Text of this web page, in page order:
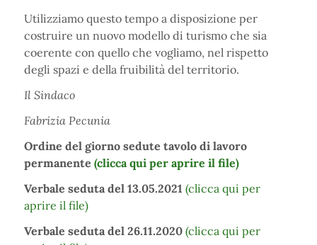
Utilizziamo questo tempo a disposizione per
costruire un nuovo modello di turismo che sia
coerente con quello che vogliamo, nel rispetto
degli spazi e della fruibilità del territorio.
Il Sindaco
Fabrizia Pecunia
Ordine del giorno sedute tavolo di lavoro
permanente (clicca qui per aprire il file)
Verbale seduta del 13.05.2021 (clicca qui per
aprire il file)
Verbale seduta del 26.11.2020 (clicca qui per